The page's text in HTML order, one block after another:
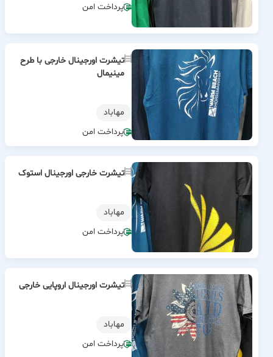
پرداخت امن
تیشرت اورجینال خارجی با طرح
مینیمال
مهاباد
پرداخت امن
تیشرت خارجی اورجینال استوک
مهاباد
پرداخت امن
تیشرت اورجینال اروپایی خارجی
مهاباد
پرداخت امن